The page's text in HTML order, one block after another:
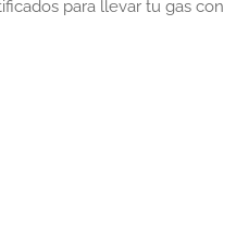
para llevar tu gas con